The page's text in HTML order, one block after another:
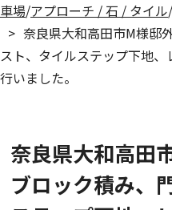
車場/アプローチ / 石 / タイル/
奈良県大和高田市M様邸
スト、タイルステップ下地
行いました。
奈良県大和高田
ブロック積み、